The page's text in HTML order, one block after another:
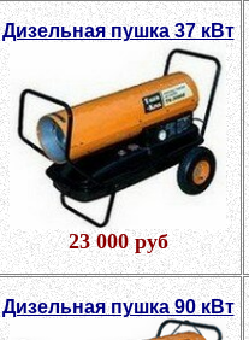
Дизельная пушка 37 кВт
23 000 руб
Дизельная пушка 90 кВт